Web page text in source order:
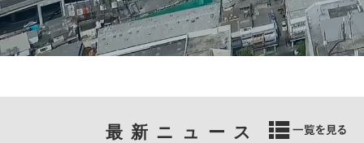
最新ニュース